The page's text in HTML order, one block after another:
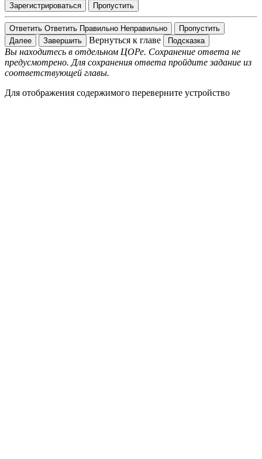
Зарегистрироваться Пропустить
Ответить Ответить Правильно Неправильно
Пропустить
Далее
Завершить Вернуться к главе Подсказка
Вы находитесь в отдельном ЦОРе. Сохранение ответа не
предусмотрено. Для сохранения ответа пройдите задание из
соответствующей главы.
Для отображения содержимого переверните устройство